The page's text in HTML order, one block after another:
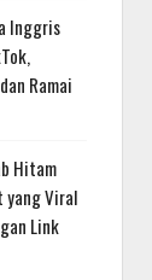
Inggris
Ramai
Hitam
yang Viral
Link